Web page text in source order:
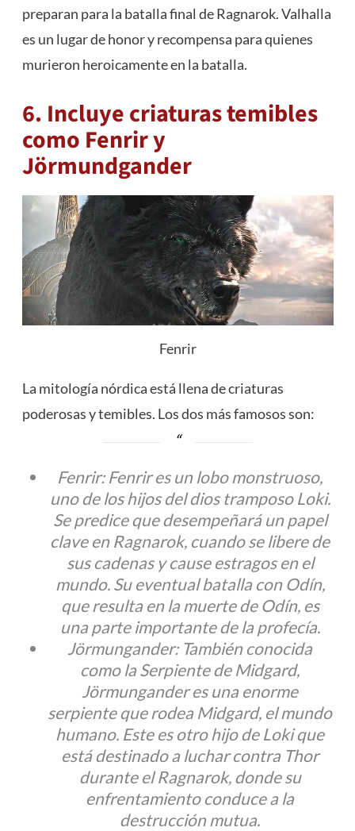
preparan para la batalla final de Ragnarok. Valhalla
es un lugar de honor y recompensa para quienes
murieron heroicamente en la batalla.
6. Incluye criaturas temibles
como Fenrir y
Jörmundgander
Fenrir
La mitología nórdica está llena de criaturas
poderosas y temibles. Los dos más famosos son:
Fenrir: Fenrir es un lobo monstruoso,
uno de los hijos del dios tramposo Loki.
Se predice que desempeñará un papel
clave en Ragnarok, cuando se libere de
sus cadenas y cause estragos en el
mundo. Su eventual batalla con Odín,
que resulta en la muerte de Odín, es
una parte importante de la profecía.
Jörmungander: También conocida
como la Serpiente de Midgard,
Jörmungander es una enorme
serpiente que rodea Midgard, el mundo
humano. Este es otro hijo de Loki que
está destinado a luchar contra Thor
durante el Ragnarok, donde su
enfrentamiento conduce a la
destrucción mutua.